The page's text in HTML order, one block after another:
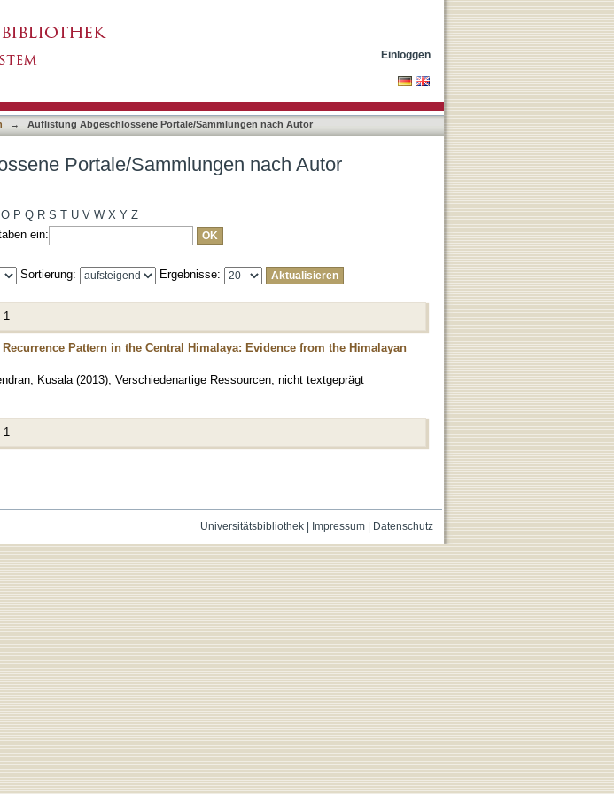
Einloggen
→ Auflistung Abgeschlossene Portale/Sammlungen nach Autor
Portale/Sammlungen nach Autor
O P Q R S T U V W X Y Z
ein:
Sortierung: Ergebnisse:
Pattern in the Central Himalaya: Evidence from the Himalayan
Kusala (2013); Verschiedenartige Ressourcen, nicht textgeprägt
Universitätsbibliothek| Impressum| Datenschutz